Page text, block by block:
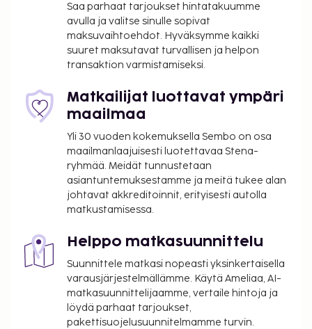
Saa parhaat tarjoukset hintatakuumme
avulla ja valitse sinulle sopivat
maksuvaihtoehdot. Hyväksymme kaikki
suuret maksutavat turvallisen ja helpon
transaktion varmistamiseksi.
Matkailijat luottavat ympäri
maailmaa
Yli 30 vuoden kokemuksella Sembo on osa
maailmanlaajuisesti luotettavaa Stena-
ryhmää. Meidät tunnustetaan
asiantuntemuksestamme ja meitä tukee alan
johtavat akkreditoinnit, erityisesti autolla
matkustamisessa.
Helppo matkasuunnittelu
Suunnittele matkasi nopeasti yksinkertaisella
varausjärjestelmällämme. Käytä Ameliaa, AI-
matkasuunnittelijaamme, vertaile hintoja ja
löydä parhaat tarjoukset,
pakettisuojelusuunnitelmamme turvin.